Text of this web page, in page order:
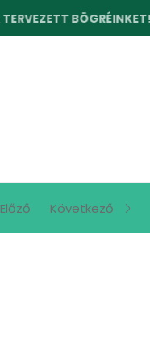
BÖGRÉINKET!
Előző Következő